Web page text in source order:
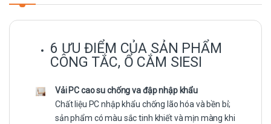
6 ƯU ĐIỂM CỦA SẢN PHẨM
CÔNG TẮC, Ổ CẮM SIESI
Vải PC cao su chống va đập nhập khẩu
Chất liệu PC nhập khẩu chống lão hóa và bền bỉ;
sản phẩm có màu sắc tinh khiết và mịn màng khi